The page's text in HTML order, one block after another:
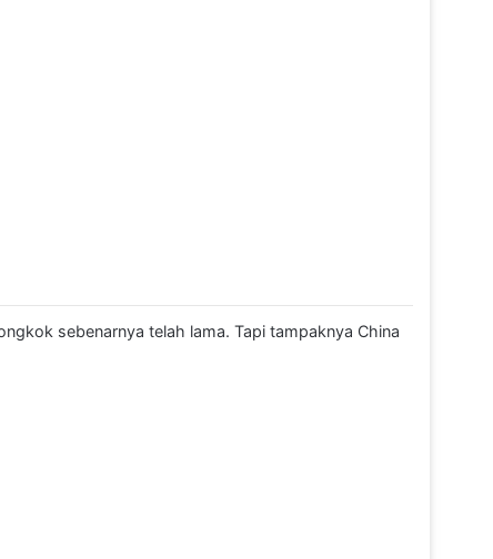
sebenarnya telah lama. Tapi tampaknya China